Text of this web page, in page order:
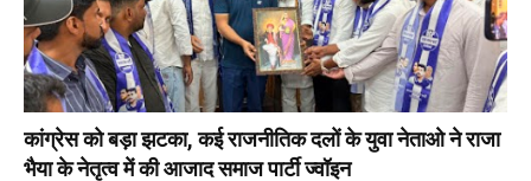
कांग्रेस को बड़ा झटका, कई राजनीतिक दलों के युवा नेताओ ने राजा
भैया के नेतृत्व में की आजाद समाज पार्टी ज्वॉइन